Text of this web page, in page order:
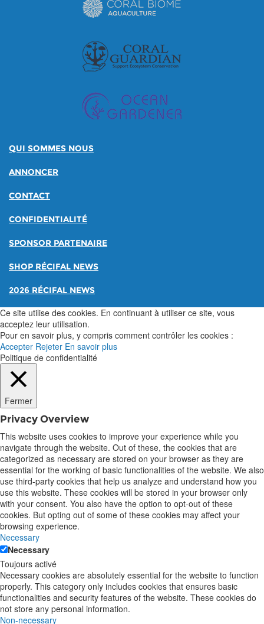
QUI SOMMES NOUS
ANNONCER
CONTACT
CONFIDENTIALITÉ
SPONSOR PARTENAIRE
SHOP RÉCIFAL NEWS
2026 RÉCIFAL NEWS
Ce site utilise des cookies. En continuant à utiliser ce site, vous
acceptez leur utilisation.
Pour en savoir plus, y compris comment contrôler les cookies :
Accepter Rejeter En savoir plus
Politique de confidentialité
Fermer
Privacy Overview
This website uses cookies to improve your experience while you
navigate through the website. Out of these, the cookies that are
categorized as necessary are stored on your browser as they are
essential for the working of basic functionalities of the website. We also
use third-party cookies that help us analyze and understand how you
use this website. These cookies will be stored in your browser only
with your consent. You also have the option to opt-out of these
cookies. But opting out of some of these cookies may affect your
browsing experience.
Necessary
Necessary
Toujours activé
Necessary cookies are absolutely essential for the website to function
properly. This category only includes cookies that ensures basic
functionalities and security features of the website. These cookies do
not store any personal information.
Non-necessary